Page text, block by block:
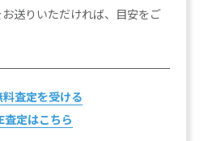
送りいただければ、目安をご
査定を受ける
査定はこちら